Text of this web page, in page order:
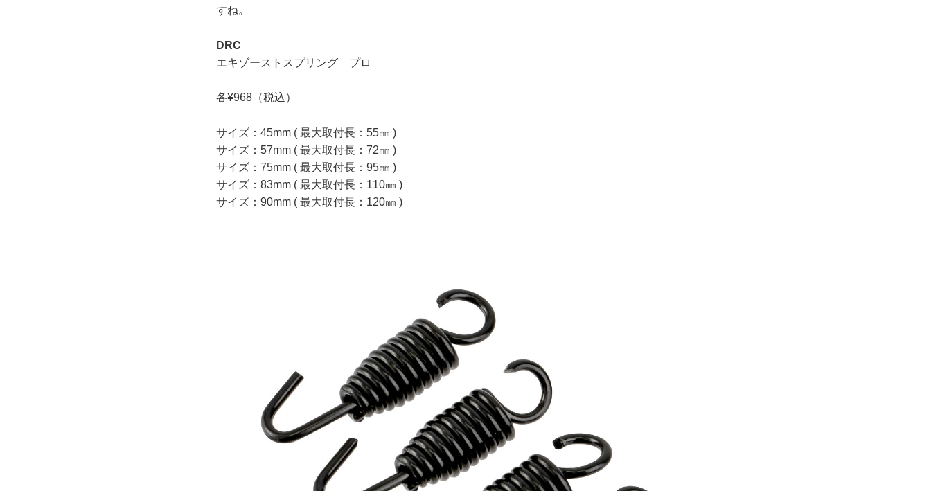
すね。
DRC
エキゾーストスプリング プロ
各¥968（税込）
サイズ：45mm ( 最大取付長：55㎜ )
サイズ：57mm ( 最大取付長：72㎜ )
サイズ：75mm ( 最大取付長：95㎜ )
サイズ：83mm ( 最大取付長：110㎜ )
サイズ：90mm ( 最大取付長：120㎜ )